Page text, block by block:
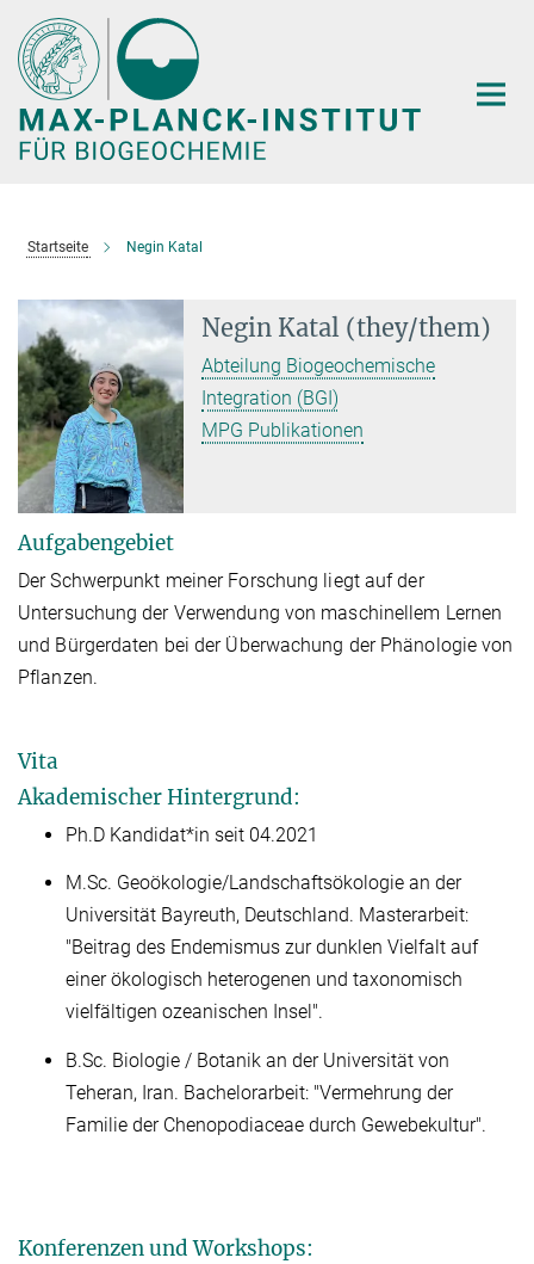
Hauptinhalt
Startseite Negin Katal
Negin Katal (they/them)
Abteilung Biogeochemische
Integration (BGI)
MPG Publikationen
Aufgabengebiet
Der Schwerpunkt meiner Forschung liegt auf der
Untersuchung der Verwendung von maschinellem Lernen
und Bürgerdaten bei der Überwachung der Phänologie von
Pflanzen.
Vita
Akademischer Hintergrund:
Ph.D Kandidat*in seit 04.2021
M.Sc. Geoökologie/Landschaftsökologie an der
Universität Bayreuth, Deutschland. Masterarbeit:
"Beitrag des Endemismus zur dunklen Vielfalt auf
einer ökologisch heterogenen und taxonomisch
vielfältigen ozeanischen Insel".
B.Sc. Biologie / Botanik an der Universität von
Teheran, Iran. Bachelorarbeit: "Vermehrung der
Familie der Chenopodiaceae durch Gewebekultur".
Konferenzen und Workshops: